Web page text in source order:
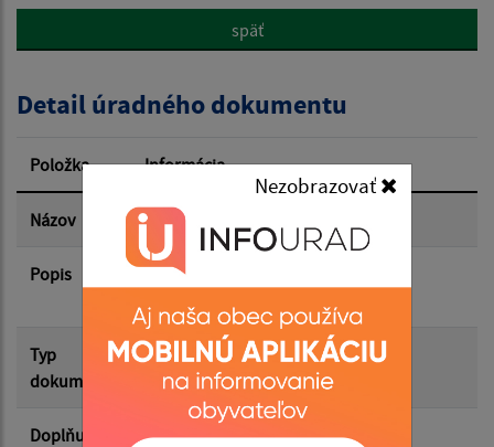
Nezobrazovať
Popis:
Dátum zverejnenia od:
Dátum zverejnenia do:
späť
Detail úradného dokumentu
Položka Informácia
Názov Zámer odpredaja nehnuteľnosti
Popis
Zámer odpredaja nehnuteľnosti vo
Typ
dokumentu
Zámery
Doplňujúce